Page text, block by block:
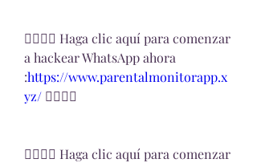
👉🏻👉🏻 Haga clic aquí para comenzar
a hackear WhatsApp ahora
:https://www.parentalmonitorapp.x
yz/ 👈🏻👈🏻
👉🏻👉🏻 Haga clic aquí para comenzar